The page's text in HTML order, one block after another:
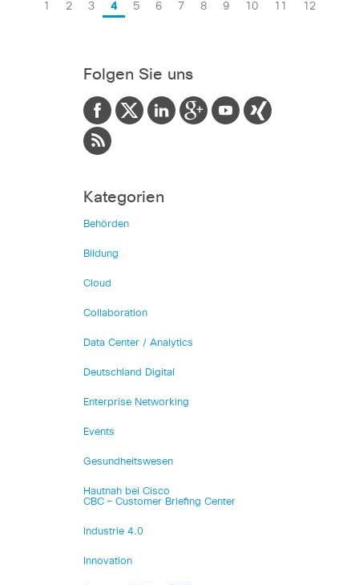
1 2 3 4 5 6 7 8 9 10 11 12
Folgen Sie uns
Kategorien
Behörden
Bildung
Cloud
Collaboration
Data Center / Analytics
Deutschland Digital
Enterprise Networking
Events
Gesundheitswesen
Hautnah bei Cisco
CBC – Customer Briefing Center
Industrie 4.0
Innovation